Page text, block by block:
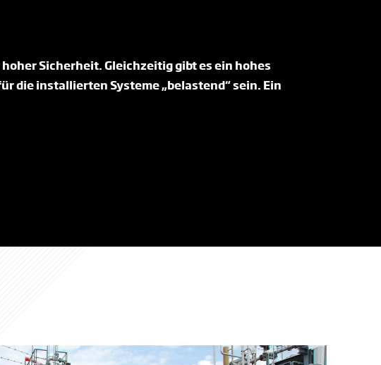
Sicherheit. Gleichzeitig gibt es ein hohes
die installierten Systeme „belastend“ sein. Ein